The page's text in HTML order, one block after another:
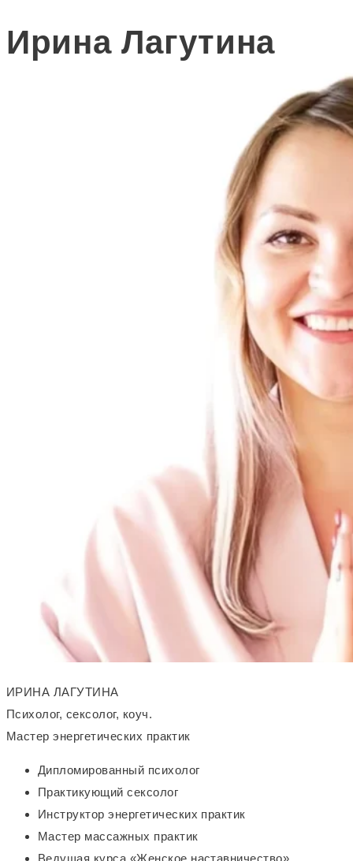
Ирина Лагутина
ИРИНА ЛАГУТИНА
Психолог, сексолог, коуч.
Мастер энергетических практик
Дипломированный психолог
Практикующий сексолог
Инструктор энергетических практик
Мастер массажных практик